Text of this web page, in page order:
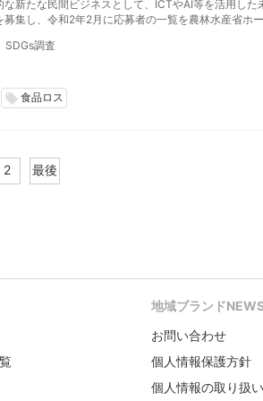
新たな民間ビジネスとして、ICTやAI等を活用した
集し、令和2年2月に応募者の一覧を農林水産省ホ
載を希望する企業を募集する。
SDGs調査
local_offer 食品ロス
2 最後
地域ブランド
お問い合わせ
個人情報保護方針
個人情報の取り扱い